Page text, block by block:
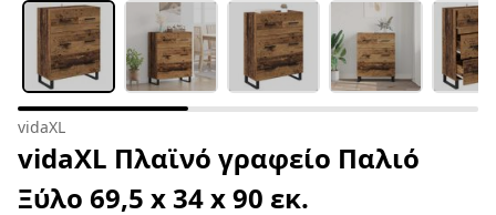
vidaXL
vidaXL Πλαϊνό γραφείο Παλιό
Ξύλο 69,5 x 34 x 90 εκ.